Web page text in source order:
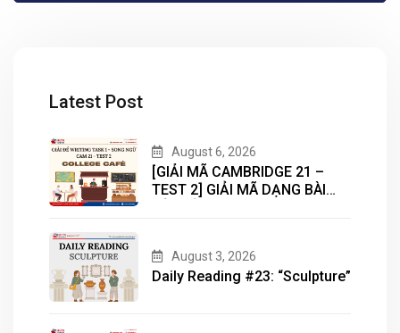
Latest Post
August 6, 2026
[GIẢI MÃ CAMBRIDGE 21 –
TEST 2] GIẢI MÃ DẠNG BÀI
August 3, 2026
Daily Reading #23: “Sculpture”